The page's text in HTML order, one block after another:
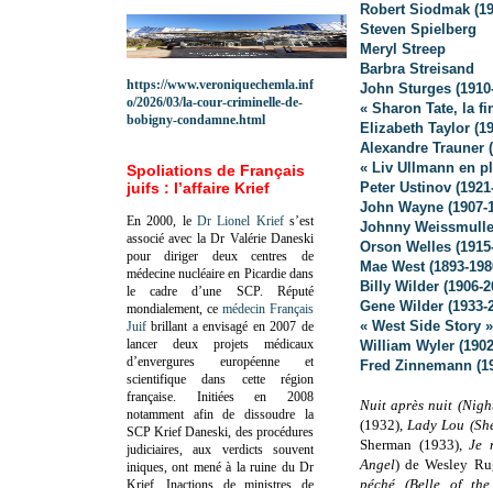
Robert Siodmak
Steven Spielberg
Meryl Streep
Barbra Streisand
John Sturges
« Sharon Tate, la
Elizabeth Taylor
Alexandre Trauner
« Liv Ullmann en
Peter Ustinov
John Wayne (1907-
Johnny
Orson Welles
Mae West (1893-
Billy Wilder (1906-
Gene Wilder (1933-
« West Side Story
William Wyler
Fred Zinnemann
Nuit après nuit
(1932),Lady Lou
Sherman (1933),Je
Angel) de Wesley
péché (Belle of the
https://www.veroniquechemla.inf
o/2026/03/la-cour-criminelle-de-
bobigny-condamne.html
Spoliations de Français
juifs : l’affaire Krief
En 2000, le Dr Lionel Kriefs’est
associé avec la Dr Valérie Daneski
pour diriger deux centres de
médecine nucléaire en Picardie dans
le cadre d’une SCP. Réputé
mondialement, ce médecin Français
Juif brillant a envisagé en 2007 de
lancer deux projets médicaux
d’envergures européenne et
scientifique dans cette région
française. Initiées en 2008
notamment afin de dissoudre la
SCP Krief Daneski, des procédures
judiciaires, aux verdicts souvent
iniques, ont mené à la ruine du Dr
Krief.Inactions de ministres de